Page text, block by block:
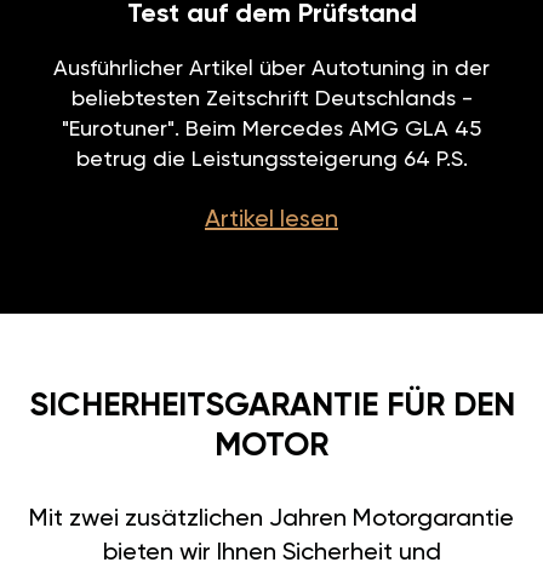
Test auf dem Prüfstand
Ausführlicher Artikel über Autotuning in der
beliebtesten Zeitschrift Deutschlands -
"Eurotuner". Beim Mercedes AMG GLA 45
betrug die Leistungssteigerung 64 P.S.
Artikel lesen
SICHERHEITSGARANTIE FÜR DEN
MOTOR
Mit zwei zusätzlichen Jahren Motorgarantie
bieten wir Ihnen Sicherheit und